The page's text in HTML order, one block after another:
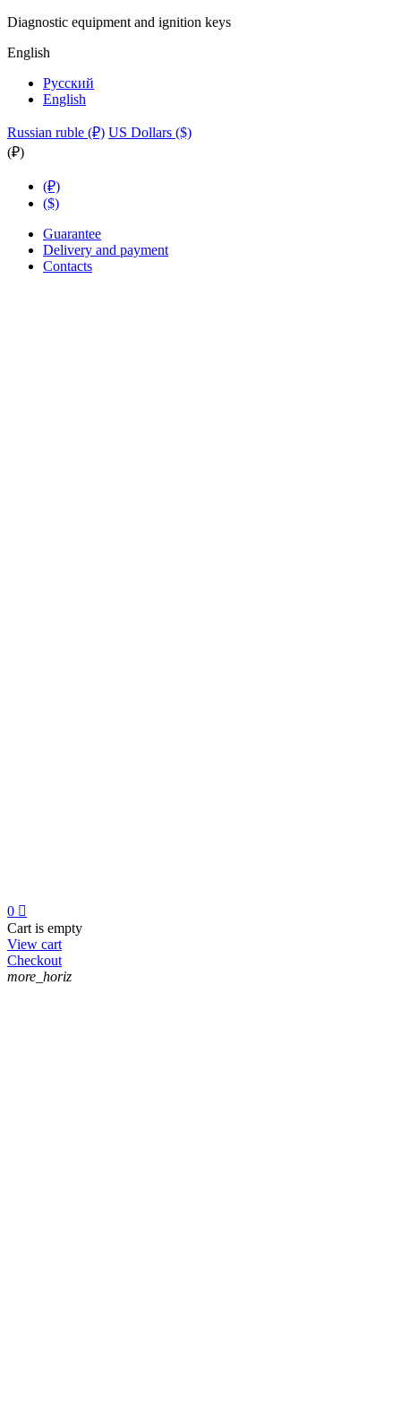
Diagnostic equipment and ignition keys
English
Русский
English
Russian ruble (₽) US Dollars ($)
(₽)
(₽)
($)
Guarantee
Delivery and payment
Contacts
0 
Cart is empty
View cart
Checkout
more_horiz